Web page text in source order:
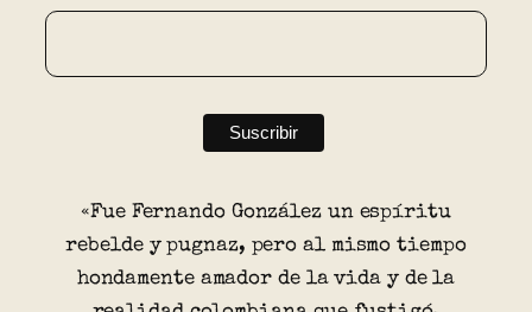
«Fue Fernando González un espíritu
rebelde y pugnaz, pero al mismo tiempo
hondamente amador de la vida y de la